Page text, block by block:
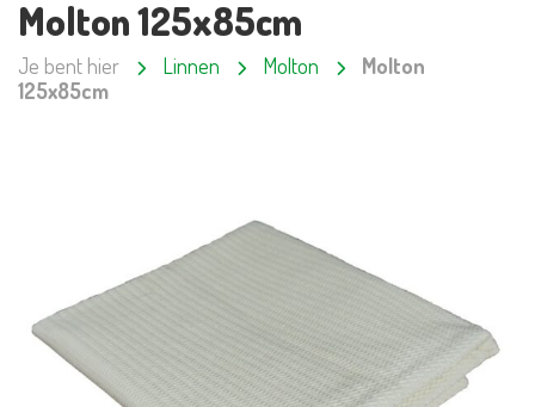
Molton 125x85cm
Je bent hier Linnen Molton
Molton
125x85cm